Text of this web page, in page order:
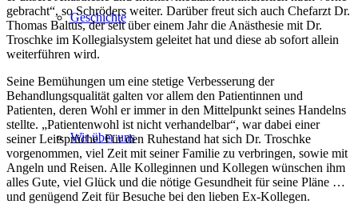
Geschichte
Wir über uns
gebracht“, so Schröders weiter. Darüber freut sich auch Chefarzt Dr.
Thomas Baltus, der seit über einem Jahr die Anästhesie mit Dr.
Troschke im Kollegialsystem geleitet hat und diese ab sofort allein
weiterführen wird.
Seine Bemühungen um eine stetige Verbesserung der
Behandlungsqualität galten vor allem den Patientinnen und
Patienten, deren Wohl er immer in den Mittelpunkt seines Handelns
stellte. „Patientenwohl ist nicht verhandelbar“, war dabei einer
seiner Leitsprüche. Für den Ruhestand hat sich Dr. Troschke
vorgenommen, viel Zeit mit seiner Familie zu verbringen, sowie mit
Angeln und Reisen. Alle Kolleginnen und Kollegen wünschen ihm
alles Gute, viel Glück und die nötige Gesundheit für seine Pläne …
und genügend Zeit für Besuche bei den lieben Ex-Kollegen.